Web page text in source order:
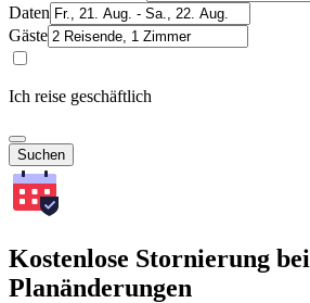
Daten
Gäste
Ich reise geschäftlich
Suchen
Kostenlose Stornierung bei
Planänderungen